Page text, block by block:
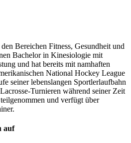
Bereichen Fitness, Gesundheit und
Bachelor in Kinesiologie mit
und hat bereits mit namhaften
National Hockey League
seiner lebenslangen Sportlerlaufbahn
Turnieren während seiner Zeit
und verfügt über
auf